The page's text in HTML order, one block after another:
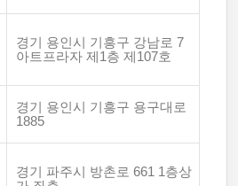
경기 용인시 기흥구 강남로 7
아트프라자 제1층 제107호
경기 용인시 기흥구 용구대로
1885
경기 파주시 방촌로 661 1층상